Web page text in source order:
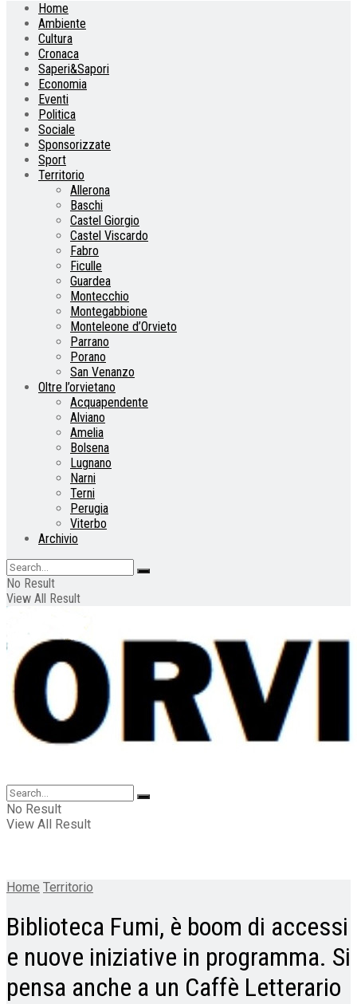
Home
Ambiente
Cultura
Cronaca
Saperi&Sapori
Economia
Eventi
Politica
Sociale
Sponsorizzate
Sport
Territorio
Allerona
Baschi
Castel Giorgio
Castel Viscardo
Fabro
Ficulle
Guardea
Montecchio
Montegabbione
Monteleone d’Orvieto
Parrano
Porano
San Venanzo
Oltre l’orvietano
Acquapendente
Alviano
Amelia
Bolsena
Lugnano
Narni
Terni
Perugia
Viterbo
Archivio
No Result
View All Result
No Result
View All Result
Home Territorio
Biblioteca Fumi, è boom di accessi
e nuove iniziative in programma. Si
pensa anche a un Caffè Letterario